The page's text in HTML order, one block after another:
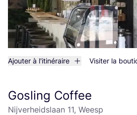
Ajouter à l'itinéraire Visiter la
Gosling Coffee
Nijverheidslaan 11, Weesp